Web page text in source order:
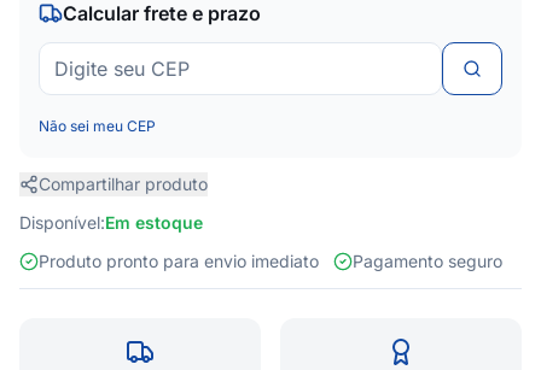
Calcular frete e prazo
Não sei meu CEP
Compartilhar produto
Disponível:Em estoque
Produto pronto para envio imediato
Pagamento seguro